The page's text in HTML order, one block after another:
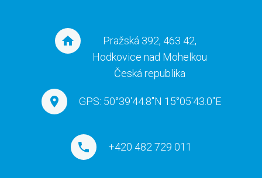
Pražská 392, 463 42,
Hodkovice nad Mohelkou
Česká republika
GPS: 50°39'44.8"N 15°05'43.0"E
+420 482 729 011